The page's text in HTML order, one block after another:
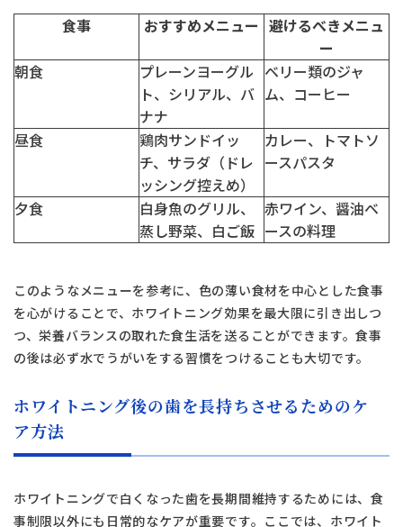
タップで電話できます
日本歯科札幌
011-242-8148
月火水金土 10:00〜13:30 /
14:30〜18:00
日本歯科豊平
14:30〜18:00
日本歯科静岡
054-252-8148
14:30〜18:00
日本歯科札幌
日本歯科静岡
静岡歯科
食事 おすすめメニュー 避けるべきメニュ
ー
朝食
プレーンヨーグル
ト、シリアル、バ
ナナ
ベリー類のジャ
ム、コーヒー
昼食
鶏肉サンドイッ
チ、サラダ（ドレ
ッシング控えめ）
カレー、トマトソ
ースパスタ
夕食
白身魚のグリル、
蒸し野菜、白ご飯
赤ワイン、醤油ベ
ースの料理
このようなメニューを参考に、色の薄い食材を中心とした食事
を心がけることで、ホワイトニング効果を最大限に引き出しつ
つ、栄養バランスの取れた食生活を送ることができます。食事
の後は必ず水でうがいをする習慣をつけることも大切です。
ホワイトニング後の歯を長持ちさせるためのケ
ア方法
ホワイトニングで白くなった歯を長期間維持するためには、食
事制限以外にも日常的なケアが重要です。ここでは、ホワイト